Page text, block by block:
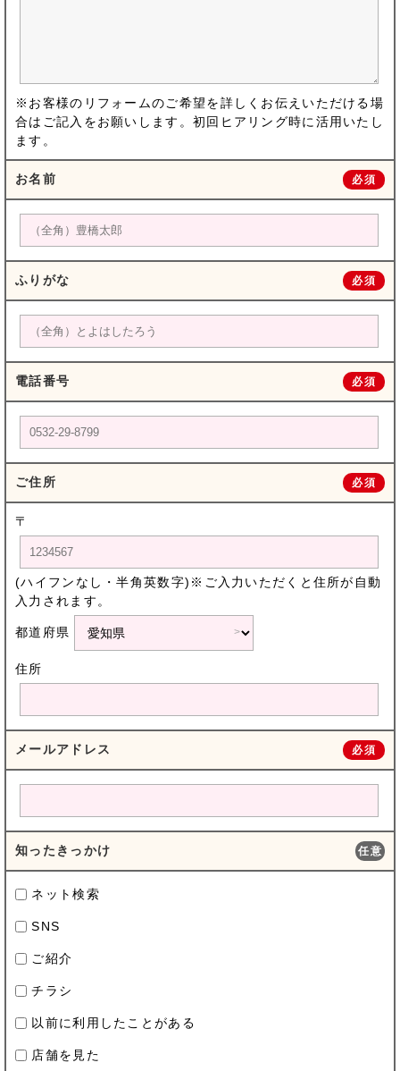
※お客様のリフォームのご希望を詳しくお伝えいただける場
合はご記入をお願いします。初回ヒアリング時に活用いたし
ます。
お名前 必須
ふりがな 必須
電話番号 必須
ご住所 必須
〒
(ハイフンなし・半角英数字)※ご入力いただくと住所が自動
入力されます。
都道府県
住所
メールアドレス 必須
知ったきっかけ 任意
ネット検索
SNS
ご紹介
チラシ
以前に利用したことがある
店舗を見た